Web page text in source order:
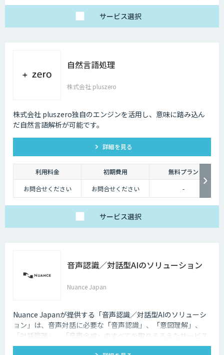
約、日本円でお支払い
いただくことが可能で
お問合せください
サービス選択
自然言語処理
株式会社 pluszero
株式会社 pluszero独自のエンジンを活用し、意味に踏み込ん
だ自然言語解析が可能です。
詳細を見る
利用料金 初期費用
無料プラン
お問合せください
お問合せください -
サービス選択
音声認識／対話型AIのソリューション
Nuance Japan
Nuance Japanが提供する「音声認識／対話型AIのソリューシ
ョン」は、音声対話に必要な「音声認識」、「意図理解」、
「対話管理」、「音声合成」のすべてを取りそろえたサービス
です。